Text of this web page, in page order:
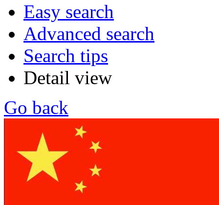
Easy search
Advanced search
Search tips
Detail view
Go back